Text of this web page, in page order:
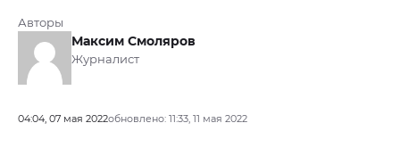
Авторы
Максим Смоляров
Журналист
04:04, 07 мая 2022обновлено: 11:33, 11 мая 2022